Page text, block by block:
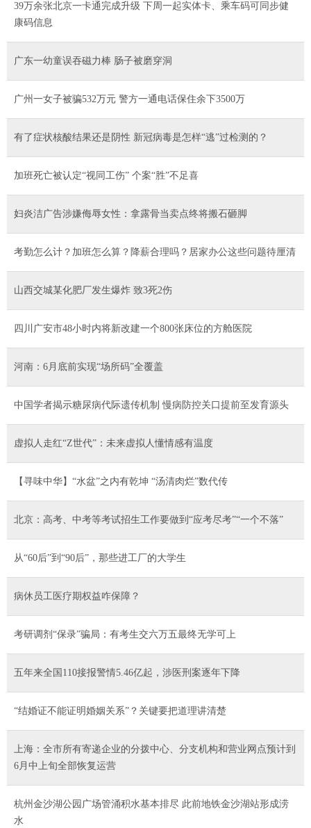
39万余张北京一卡通完成升级 下周一起实体卡、乘车码可同步健
康码信息
广东一幼童误吞磁力棒 肠子被磨穿洞
广州一女子被骗532万元 警方一通电话保住余下3500万
有了症状核酸结果还是阴性 新冠病毒是怎样“逃”过检测的？
加班死亡被认定“视同工伤” 个案“胜”不足喜
妇炎洁广告涉嫌侮辱女性：拿露骨当卖点终将搬石砸脚
考勤怎么计？加班怎么算？降薪合理吗？居家办公这些问题待厘清
山西交城某化肥厂发生爆炸 致3死2伤
四川广安市48小时内将新改建一个800张床位的方舱医院
河南：6月底前实现“场所码”全覆盖
中国学者揭示糖尿病代际遗传机制 慢病防控关口提前至发育源头
虚拟人走红“Z世代”：未来虚拟人懂情感有温度
【寻味中华】“水盆”之内有乾坤 “汤清肉烂”数代传
北京：高考、中考等考试招生工作要做到“应考尽考”“一个不落”
从“60后”到“90后”，那些进工厂的大学生
病休员工医疗期权益咋保障？
考研调剂“保录”骗局：有考生交六万五最终无学可上
五年来全国110接报警情5.46亿起，涉医刑案逐年下降
“结婚证不能证明婚姻关系”？关键要把道理讲清楚
上海：全市所有寄递企业的分拨中心、分支机构和营业网点预计到
6月中上旬全部恢复运营
杭州金沙湖公园广场管涌积水基本排尽 此前地铁金沙湖站形成涝
水